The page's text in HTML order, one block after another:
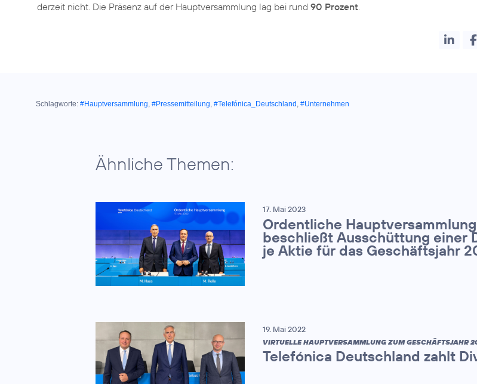
derzeit nicht. Die Präsenz auf der Hauptversammlung lag bei rund 90 Prozent.
Schlagworte: #Hauptversammlung, #Pressemitteilung, #Telefónica_Deutschland , #Unternehmen
Ähnliche Themen:
17. Mai 2023
Ordentliche
beschließt Ausschüttung einer
je Aktie für das Geschäftsjahr
19. Mai 2022
VIRTUELLE HAUPTVERSAMMLUNG ZUM GESCHÄFTSJAHR
Telefónica Deutschland zahlt